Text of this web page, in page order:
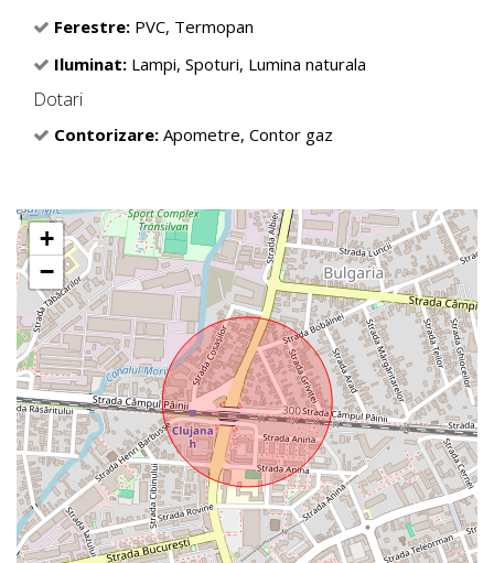
Ferestre: PVC, Termopan
Iluminat: Lampi, Spoturi, Lumina naturala
Dotari
Contorizare: Apometre, Contor gaz
+
−